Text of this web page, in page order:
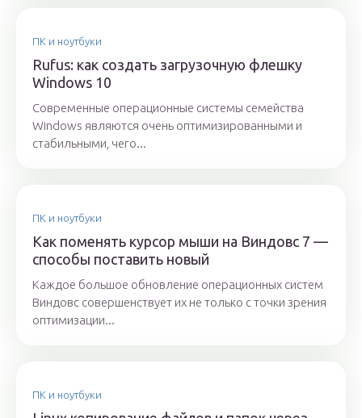
ПК и ноутбуки
Rufus: как создать загрузочную флешку
Windows 10
Современные операционные системы семейства
Windows являются очень оптимизированными и
стабильными, чего...
ПК и ноутбуки
Как поменять курсор мыши на Виндовс 7 —
способы поставить новый
Каждое большое обновление операционных систем
Виндовс совершенствует их не только с точки зрения
оптимизации...
ПК и ноутбуки